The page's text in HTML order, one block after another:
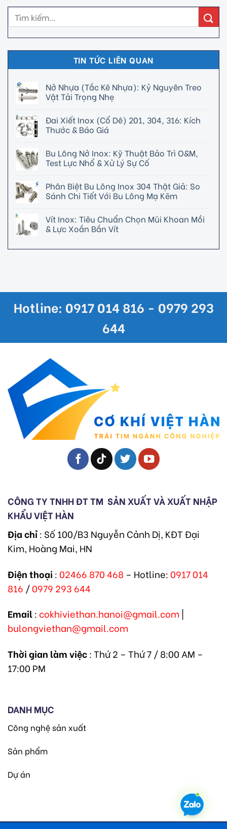
TIN TỨC LIÊN QUAN
Nở Nhựa (Tắc Kê Nhựa): Kỷ Nguyên Treo
Vật Tải Trọng Nhẹ
Đai Xiết Inox (Cổ Dê) 201, 304, 316: Kích
Thước & Báo Giá
Bu Lông Nở Inox: Kỹ Thuật Bảo Trì O&M,
Test Lực Nhổ & Xử Lý Sự Cố
Phân Biệt Bu Lông Inox 304 Thật Giả: So
Sánh Chi Tiết Với Bu Lông Mạ Kẽm
Vít Inox: Tiêu Chuẩn Chọn Mũi Khoan Mồi
& Lực Xoắn Bắn Vít
Hotline: 0917 014 816 - 0979 293
644
CÔNG TY TNHH ĐT TM SẢN XUẤT VÀ XUẤT NHẬP
KHẨU VIỆT HÀN
Địa chỉ: Số 100/B3 Nguyễn Cảnh Dị, KĐT Đại
Kim, Hoàng Mai, HN
Điện thoại : 02466 870 468 – Hotline: 0917 014
816 /0979 293 644
Email: cokhiviethan.hanoi@gmail.com
bulongviethan@gmail.com
Thời gian làm việc: Thứ 2 – Thứ 7 / 8:00 AM –
17:00 PM
DANH MỤC
Công nghệ sản xuất
Sản phẩm
Dự án